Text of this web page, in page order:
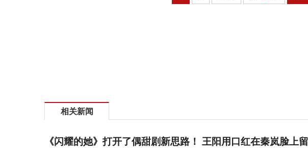
相关新闻
《闪耀的她》打开了偶甜剧新思路！ 王阳用口红在秦岚脸上